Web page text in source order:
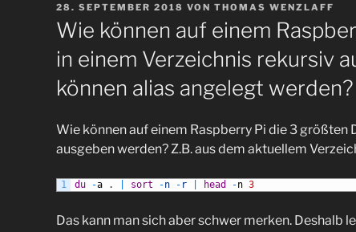
VERÖFFENTLICHT
AM
28. SEPTEMBER 2018 VON THOMAS WENZLAFF
Wie können auf einem
in einem Verzeichnis rekursiv
können alias angelegt werden?
Wie können auf einem Raspberry Pi die 3 größten
ausgeben werden? Z.B. aus dem aktuellem
1 du -a . sort -n - r head -n 3
Das kann man sich aber schwer merken. Deshalb